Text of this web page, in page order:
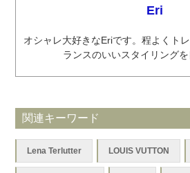
Eri
オシャレ大好きなEriです。程よくト
ランスのいいスタイリングを
関連キーワード
Lena Terlutter LOUIS VUTTON